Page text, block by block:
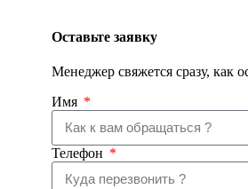
Оставьте заявку
Менеджер свяжется сразу, как
Имя
Телефон